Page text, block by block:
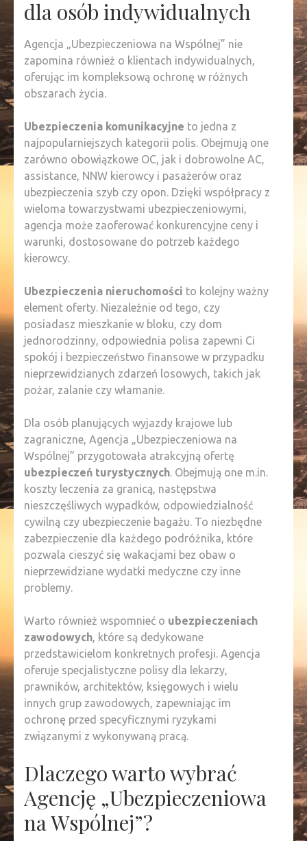
dla osób indywidualnych
Agencja „Ubezpieczeniowa na Wspólnej” nie
zapomina również o klientach indywidualnych,
oferując im kompleksową ochronę w różnych
obszarach życia.
Ubezpieczenia komunikacyjne to jedna z
najpopularniejszych kategorii polis. Obejmują one
zarówno obowiązkowe OC, jak i dobrowolne AC,
assistance, NNW kierowcy i pasażerów oraz
ubezpieczenia szyb czy opon. Dzięki współpracy z
wieloma towarzystwami ubezpieczeniowymi,
agencja może zaoferować konkurencyjne ceny i
warunki, dostosowane do potrzeb każdego
kierowcy.
Ubezpieczenia nieruchomości to kolejny ważny
element oferty. Niezależnie od tego, czy
posiadasz mieszkanie w bloku, czy dom
jednorodzinny, odpowiednia polisa zapewni Ci
spokój i bezpieczeństwo finansowe w przypadku
nieprzewidzianych zdarzeń losowych, takich jak
pożar, zalanie czy włamanie.
Dla osób planujących wyjazdy krajowe lub
zagraniczne, Agencja „Ubezpieczeniowa na
Wspólnej” przygotowała atrakcyjną ofertę
ubezpieczeń turystycznych. Obejmują one m.in.
koszty leczenia za granicą, następstwa
nieszczęśliwych wypadków, odpowiedzialność
cywilną czy ubezpieczenie bagażu. To niezbędne
zabezpieczenie dla każdego podróżnika, które
pozwala cieszyć się wakacjami bez obaw o
nieprzewidziane wydatki medyczne czy inne
problemy.
Warto również wspomnieć o ubezpieczeniach
zawodowych, które są dedykowane
przedstawicielom konkretnych profesji. Agencja
oferuje specjalistyczne polisy dla lekarzy,
prawników, architektów, księgowych i wielu
innych grup zawodowych, zapewniając im
ochronę przed specyficznymi ryzykami
związanymi z wykonywaną pracą.
Dlaczego warto wybrać
Agencję „Ubezpieczeniowa
na Wspólnej”?